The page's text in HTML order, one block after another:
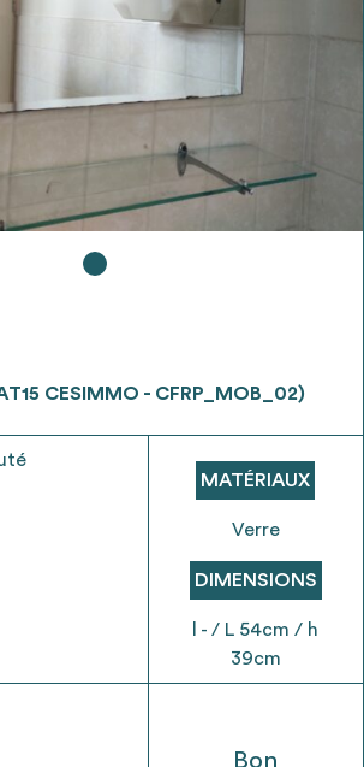
Ajouter les matériaux intéressants à "
liste"
Transmettre sa liste de manifestation
d'intérêt pour les matériaux
Exporter sa liste et ses fiches produits
Être recontacté afin d’obtenir plus de
stratégies de récupérations
matériaux à sa liste et son envoi ne
CESIMMO - CFRP_MOB_02)
MATÉRIAUX
Verre
DIMENSIONS
l - / L 54cm / h
39cm
Bon